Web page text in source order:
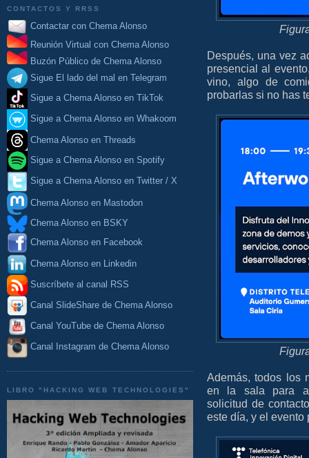
CONTACTOS Y RRSS
Contactar con Chema Alonso
Reunión Virtual con Chema Alonso
Buzón Público de Chema Alonso
Sigue El lado del mal en Telegram
Sigue a Chema Alonso en TikTok
Sigue a Chema Alonso en Whakoom
Chema Alonso en Threads
Sigue a Chema Alonso en Spotify
Sigue a Chema Alonso en Twitter / X
Chema Alonso en Mastodon
Chema Alonso en BSKY
Chema Alonso en Facebook
Chema Alonso en Linkedin
Suscríbete al canal RSS
Canal SlideShare de Chema Alonso
Canal YouTube de Chema Alonso
Canal Instagram de Chema Alonso
LIBRO "HACKING WEB TECHNOLOGIES"
Después, una vez
presencial al
vino, algo de
probarlas si no has
Además, todos los
en la sala para
solicitud de
este día, y el evento